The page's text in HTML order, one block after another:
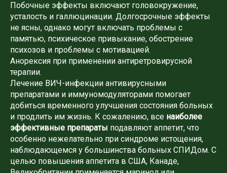
Побочные эффекты включают головокружение,
усталость и галлюцинации. Долгосрочные эффекты
не ясны, однако могут включать проблемы с
памятью, психическое привыкание, обострение
психозов и проблемы с мотивацией.
Анорексия при применении антиретровирусной
терапии.
Лечение ВИЧ-инфекции антивирусными
препаратами и иммуномодуляторами помогает
добиться временного улучшения состояния больных
и продлить им жизнь. К сожалению, все наиболее
эффективные препараты подавляют аппетит, что
особенно нежелательно при синдроме истощения,
наблюдающемся у большинства больных СПИДом. С
целью повышения аппетита в США, Канаде,